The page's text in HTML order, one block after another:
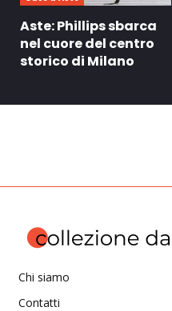
Aste: Phillips sbarca
nel cuore del centro
storico di Milano
Chi siamo
Contatti